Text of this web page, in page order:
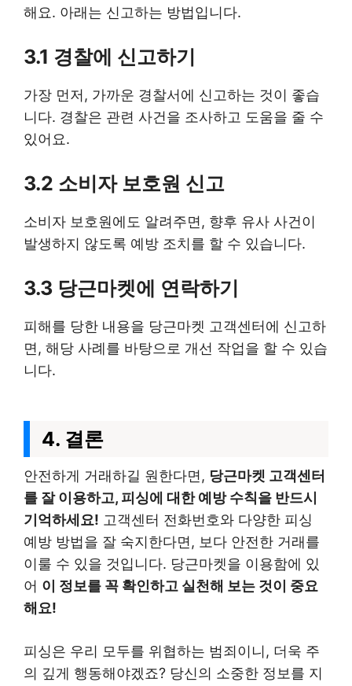
해요. 아래는 신고하는 방법입니다.
3.1 경찰에 신고하기
가장 먼저, 가까운 경찰서에 신고하는 것이 좋습
니다. 경찰은 관련 사건을 조사하고 도움을 줄 수
있어요.
3.2 소비자 보호원 신고
소비자 보호원에도 알려주면, 향후 유사 사건이
발생하지 않도록 예방 조치를 할 수 있습니다.
3.3 당근마켓에 연락하기
피해를 당한 내용을 당근마켓 고객센터에 신고하
면, 해당 사례를 바탕으로 개선 작업을 할 수 있습
니다.
4. 결론
안전하게 거래하길 원한다면, 당근마켓 고객센터
를 잘 이용하고, 피싱에 대한 예방 수칙을 반드시
기억하세요! 고객센터 전화번호와 다양한 피싱
예방 방법을 잘 숙지한다면, 보다 안전한 거래를
이룰 수 있을 것입니다. 당근마켓을 이용함에 있
어 이 정보를 꼭 확인하고 실천해 보는 것이 중요
해요!
피싱은 우리 모두를 위협하는 범죄이니, 더욱 주
의 깊게 행동해야겠죠? 당신의 소중한 정보를 지